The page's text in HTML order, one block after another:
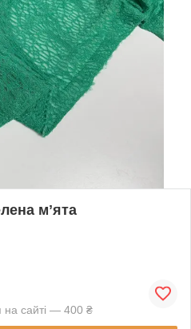
мʼята
на сайті — 400 ₴